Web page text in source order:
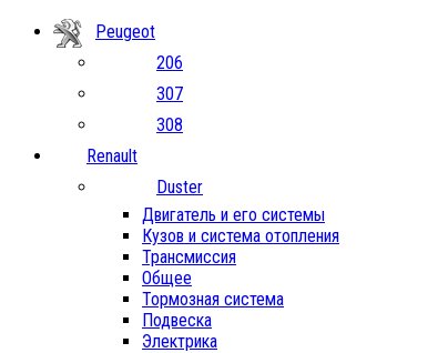
Peugeot
206
307
308
Renault
Duster
Двигатель и его системы
Кузов и система отопления
Трансмиссия
Общее
Тормозная система
Подвеска
Электрика